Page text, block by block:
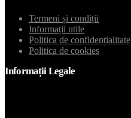
Termeni și condiții
Informații utile
Politica de confidențialitate
Politica de cookies
Informații Legale